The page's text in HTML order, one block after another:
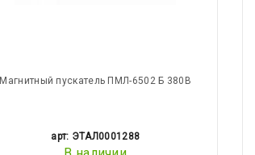
Магнитный пускатель ПМЛ-6502 Б 380В
арт: ЭТАЛ0001288